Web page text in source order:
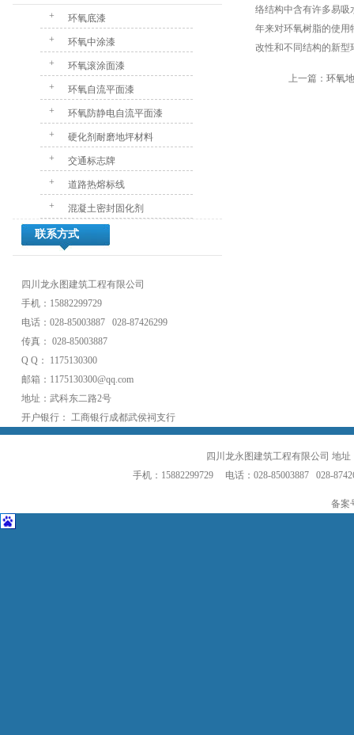
+
环氧底漆
+
环氧中涂漆
+
环氧滚涂面漆
+
环氧自流平面漆
+
环氧防静电自流平面漆
+
硬化剂耐磨地坪材料
+
交通标志牌
+
道路热熔标线
+
混凝土密封固化剂
联系方式
四川龙永图建筑工程有限公司
手机：15882299729
电话：028-85003887 028-87426299
传真： 028-85003887
Q Q： 1175130300
邮箱：1175130300@qq.com
地址：武科东二路2号
开户银行： 工商银行成都武侯祠支行
络结构中含有许多易吸
年来对环氧树脂的使用
改性和不同结构的新型
上一篇：环氧
四川龙永图建筑工程有限公司 地
手机：15882299729 电话：028-85003887 028-
备案